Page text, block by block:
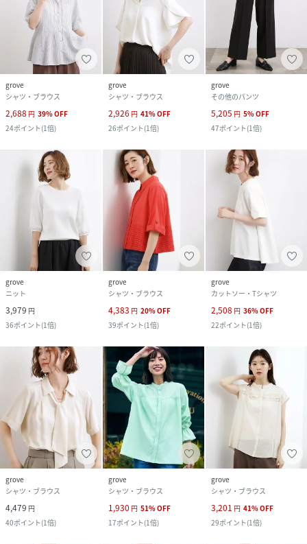
grove
シャツ・ブラウス
2,688 円 39%OFF
24ポイント(1倍)
grove
シャツ・ブラウス
2,926 円 41%OFF
26ポイント(1倍)
grove
その他のパンツ
5,205 円 5%OFF
47ポイント(1倍)
grove
ニット
3,979 円
36ポイント(1倍)
grove
シャツ・ブラウス
4,383 円 20%OFF
39ポイント(1倍)
grove
カットソー・Tシャツ
2,508 円 36%OFF
22ポイント(1倍)
grove
シャツ・ブラウス
4,479 円
40ポイント(1倍)
grove
シャツ・ブラウス
1,930 円 51%OFF
17ポイント(1倍)
grove
シャツ・ブラウス
3,201 円 41%OFF
29ポイント(1倍)